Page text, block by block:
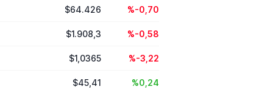
topladığı
$64.426 %-0,70
$1.908,3 %-0,58
$1,0365 %-3,22
$45,41 %0,24